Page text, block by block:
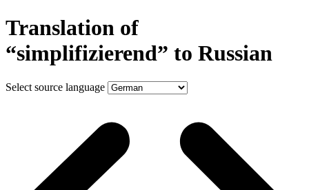
Translation of
“simplifizierend” to Russian
Select source language